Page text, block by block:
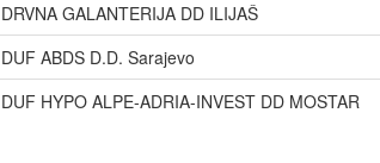
DRVNA GALANTERIJA DD ILIJAŠ
DUF ABDS D.D. Sarajevo
DUF HYPO ALPE-ADRIA-INVEST DD MOSTAR